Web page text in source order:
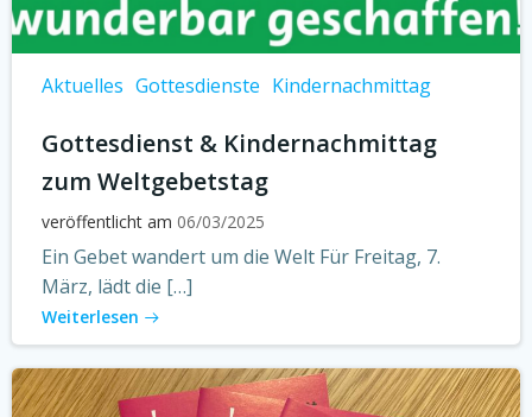
Aktuelles Gottesdienste Kindernachmittag
Gottesdienst & Kindernachmittag
zum Weltgebetstag
veröffentlicht am 06/03/2025
Ein Gebet wandert um die Welt Für Freitag, 7.
März, lädt die […]
Weiterlesen